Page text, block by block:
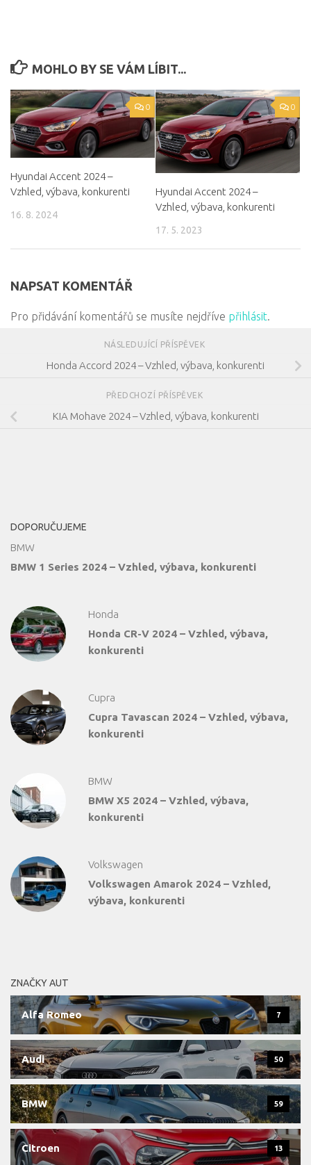
MOHLO BY SE VÁM LÍBIT...
0
Hyundai Accent 2024 –
Vzhled, výbava, konkurenti
16. 8. 2024
0
Hyundai Accent 2024 –
Vzhled, výbava, konkurenti
17. 5. 2023
NAPSAT KOMENTÁŘ
Pro přidávání komentářů se musíte nejdříve přihlásit.
NÁSLEDUJÍCÍ PŘÍSPĚVEK
Honda Accord 2024 – Vzhled, výbava, konkurenti
PŘEDCHOZÍ PŘÍSPĚVEK
KIA Mohave 2024 – Vzhled, výbava, konkurenti
DOPORUČUJEME
BMW
BMW 1 Series 2024 – Vzhled, výbava, konkurenti
Honda
Honda CR-V 2024 – Vzhled, výbava,
konkurenti
Cupra
Cupra Tavascan 2024 – Vzhled, výbava,
konkurenti
BMW
BMW X5 2024 – Vzhled, výbava,
konkurenti
Volkswagen
Volkswagen Amarok 2024 – Vzhled,
výbava, konkurenti
ZNAČKY AUT
Alfa Romeo 7
Audi 50
BMW 59
Citroen 13